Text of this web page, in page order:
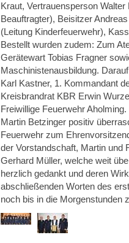
Kraut, Vertrauensperson
Beauftragter), Beisitzer
(Leitung Kinderfeuerwehr),
Bestellt wurden zudem: Zum
Gerätewart Tobias Fragner
Maschinistenausbildung.
Karl Kastner, 1. Kommandant
Kreisbrandrat KBR Erwin
Freiwillige Feuerwehr
Martin Betzinger positiv
Feuerwehr zum
der Vorstandschaft, Martin und
Gerhard Müller, welche weit
herzlich gedankt und deren
abschließenden Worten des
noch bis in die Morgenstunden